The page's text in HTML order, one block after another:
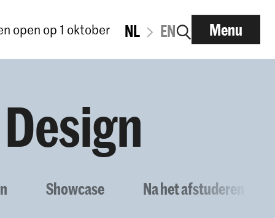
open op 1 oktober NL EN Menu
Showcase Na het afstuderen